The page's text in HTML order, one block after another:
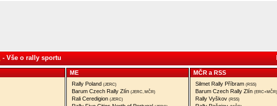
- Vše o rally sportu
ME
Rally Poland (JERC)
Barum Czech Rally Zlín (JERC, MČR)
Rali Ceredigion (JERC)
MČR a RSS
Silmet Rally Příbram (RSS)
Barum Czech Rally Zlín (ERC+MČR)
Rally Vyškov (RSS)